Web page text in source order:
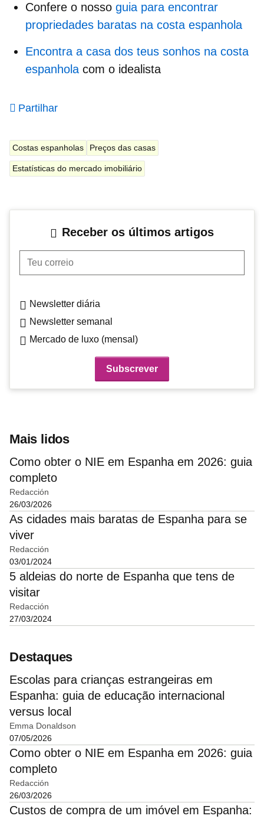
Confere o nosso guia para encontrar
propriedades baratas na costa espanhola
Encontra a casa dos teus sonhos na costa
espanhola com o idealista
Partilhar
Costas espanholas Preços das casas
Estatísticas do mercado imobiliário
Receber os últimos artigos
Teu correio
Newsletter diária
Newsletter semanal
Mercado de luxo (mensal)
Mais lidos
Como obter o NIE em Espanha em 2026: guia
completo
Redacción
26/03/2026
As cidades mais baratas de Espanha para se
viver
Redacción
03/01/2024
5 aldeias do norte de Espanha que tens de
visitar
Redacción
27/03/2024
Destaques
Escolas para crianças estrangeiras em
Espanha: guia de educação internacional
versus local
Emma Donaldson
07/05/2026
Como obter o NIE em Espanha em 2026: guia
completo
Redacción
26/03/2026
Custos de compra de um imóvel em Espanha: